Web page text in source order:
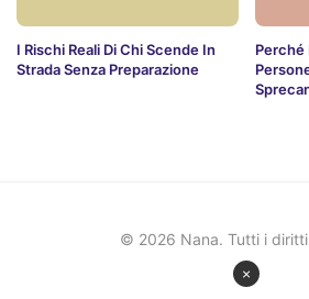
I Rischi Reali Di Chi Scende In
Strada Senza Preparazione
Perché
×
© 2026 Nana. Tutti i